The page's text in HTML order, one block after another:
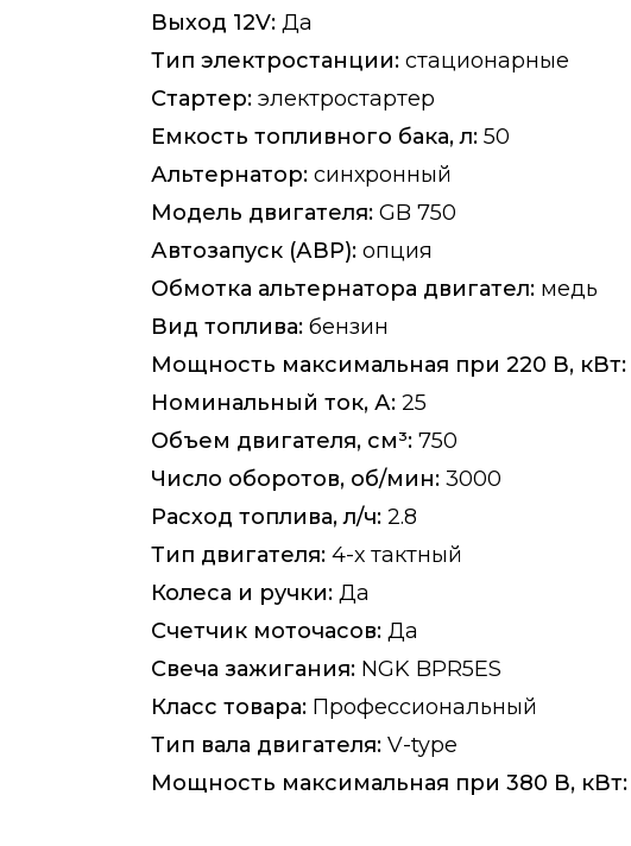
Выход 12V: Да
Тип электростанции: стационарные
Стартер: электростартер
Емкость топливного бака, л: 50
Альтернатор: синхронный
Модель двигателя: GB 750
Автозапуск (АВР): опция
Обмотка альтернатора двигател: медь
Вид топлива: бензин
Мощность максимальная при 220 В, кВт:
Номинальный ток, А: 25
Объем двигателя, см³: 750
Число оборотов, об/мин: 3000
Расход топлива, л/ч: 2.8
Тип двигателя: 4-х тактный
Колеса и ручки: Да
Счетчик моточасов: Да
Свеча зажигания: NGK BPR5ES
Класс товара: Профессиональный
Тип вала двигателя: V-type
Мощность максимальная при 380 В, кВт: